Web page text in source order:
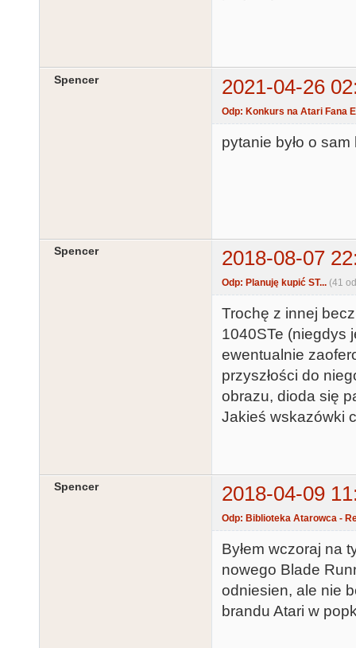
Spencer 2021-04-26
Odp: Konkurs na Atari Fana
pytanie było o
Spencer 2018-08-07
Odp: Planuję kupić ST... (41
Trochę z innej
1040STe (niegdys
ewentualnie
przyszłości do
obrazu, dioda się
Jakieś wskazówki
Spencer 2018-04-09
Odp: Biblioteka Atarowca -
Byłem wczoraj na
nowego Blade
odniesien, ale nie
brandu Atari w